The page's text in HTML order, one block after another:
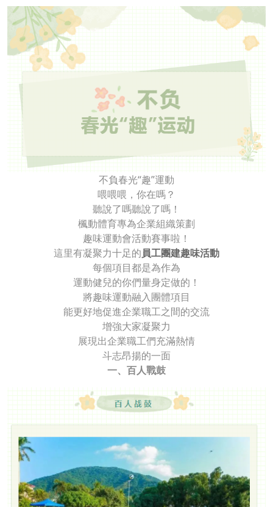
不負春光“趣”運動
喂喂喂，你在嗎？
聽說了嗎聽說了嗎！
楓動體育專為企業組織策劃
趣味運動會活動賽事啦！
這里有凝聚力十足的員工團建趣味活動
每個項目都是為作為
運動健兒的你們量身定做的！
將趣味運動融入團體項目
能更好地促進企業職工之間的交流
增強大家凝聚力
展現出企業職工們充滿熱情
斗志昂揚的一面
一、百人戰鼓